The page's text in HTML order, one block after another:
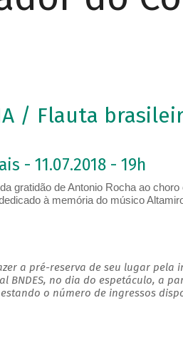
/ Flauta
- 11.07.2018 - 19h
gratidão de Antonio Rocha ao
à memória do músico
a pré-reserva de seu lugar
BNDES, no dia do espetáculo, a
o número de ingressos